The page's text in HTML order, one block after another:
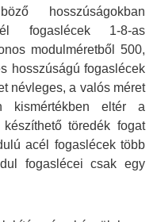
hosszúságokban
fogaslécek 1-8-as
modulméretből 500,
hosszúságú fogaslécek
névleges, a valós méret
kismértékben eltér a
töredék fogat
acél fogaslécek több
fogaslécei csak egy